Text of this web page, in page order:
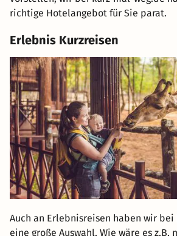
richtige Hotelangebot für Sie parat.
Erlebnis Kurzreisen
Auch an Erlebnisreisen haben wir bei
eine große Auswahl. Wie wäre es z.B.